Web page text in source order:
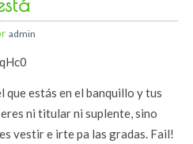
admin
que estás en el banquillo y tus
ni titular ni suplente, sino
vestir e irte pa las gradas. Fail!